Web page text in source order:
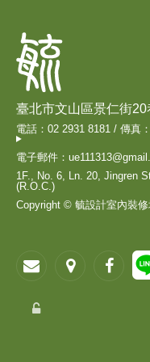
臺北市文山區景仁街
電話：02 2931 8181 / 傳真
電子郵件：
1F., No. 6, Ln. 20, Jingren
(R.O.C.)
Copyright © 毓設計室內裝